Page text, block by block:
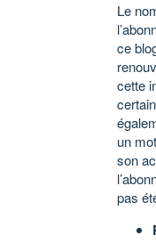
Le
ce
cette
un
son
pas